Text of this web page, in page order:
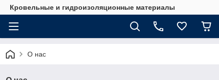
Кровельные и гидроизоляционные материалы
О нас